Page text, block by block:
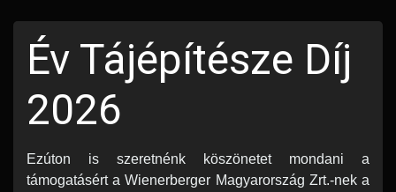
Év Tájépítésze Díj
2026
Ezúton is szeretnénk köszönetet mondani a
támogatásért a Wienerberger Magyarország